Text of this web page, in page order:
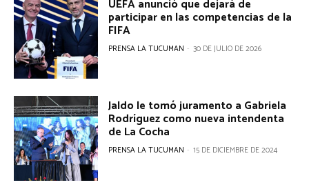
UEFA anunció que dejará de
participar en las competencias de la
FIFA
PRENSA LA TUCUMAN - 30 DE JULIO DE 2026
Jaldo le tomó juramento a Gabriela
Rodríguez como nueva intendenta
de La Cocha
PRENSA LA TUCUMAN - 15 DE DICIEMBRE DE 2024